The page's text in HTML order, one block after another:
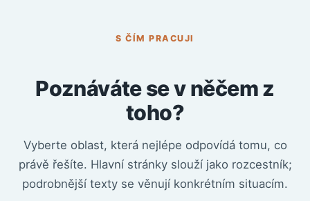
S ČÍM PRACUJI
Poznáváte se v něčem z
toho?
Vyberte oblast, která nejlépe odpovídá tomu, co
právě řešíte. Hlavní stránky slouží jako rozcestník;
podrobnější texty se věnují konkrétním situacím.